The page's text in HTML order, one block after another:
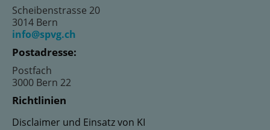
Scheibenstrasse 20
3014 Bern
info@spvg.ch
Postadresse:
Postfach
3000 Bern 22
Richtlinien
Disclaimer und Einsatz von KI